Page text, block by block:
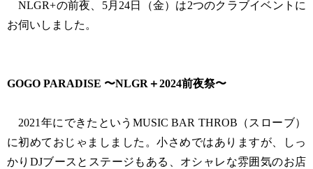
NLGR+の前夜、5月24日（金）は2つのクラブイベントに
お伺いしました。
GOGO PARADISE 〜NLGR＋2024前夜祭〜
2021年にできたというMUSIC BAR THROB（スローブ）
に初めておじゃましました。小さめではありますが、しっ
かりDJブースとステージもある、オシャレな雰囲気のお店